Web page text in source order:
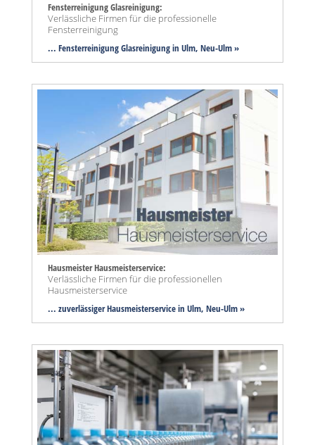
Fensterreinigung Glasreinigung:
Verlässliche Firmen für die professionelle
Fensterreinigung
... Fensterreinigung Glasreinigung in Ulm, Neu-Ulm »
Hausmeister Hausmeisterservice:
Verlässliche Firmen für die professionellen
Hausmeisterservice
... zuverlässiger Hausmeisterservice in Ulm, Neu-Ulm »